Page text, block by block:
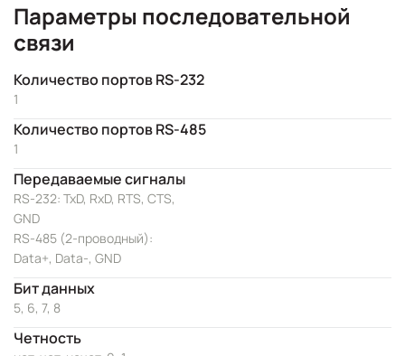
Параметры последовательной
связи
Количество портов RS-232
1
Количество портов RS-485
1
Передаваемые сигналы
RS-232: TxD, RxD, RTS, CTS,
GND
RS-485 (2-проводный):
Data+, Data-, GND
Бит данных
5, 6, 7, 8
Четность